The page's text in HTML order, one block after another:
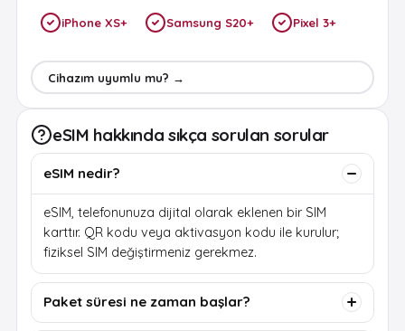
iPhone XS+ Samsung S20+ Pixel 3+
Cihazım uyumlu mu? →
eSIM hakkında sıkça sorulan sorular
eSIM nedir?
eSIM, telefonunuza dijital olarak eklenen bir SIM
karttır. QR kodu veya aktivasyon kodu ile kurulur;
fiziksel SIM değiştirmeniz gerekmez.
Paket süresi ne zaman başlar?